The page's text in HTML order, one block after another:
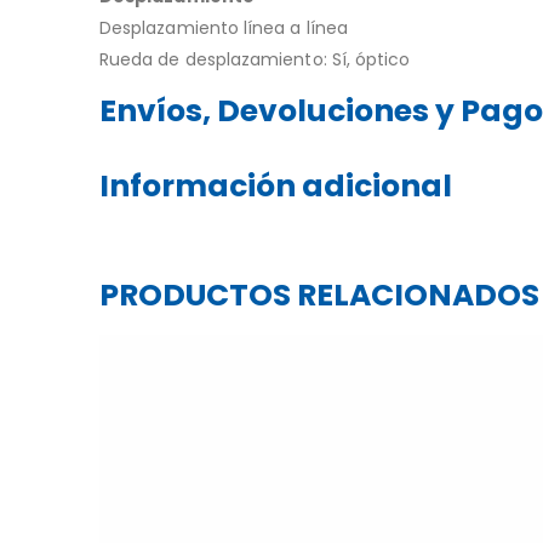
Desplazamiento línea a línea
Rueda de desplazamiento: Sí, óptico
Envíos, Devoluciones y
Información adicional
PRODUCTOS RELACIONADOS